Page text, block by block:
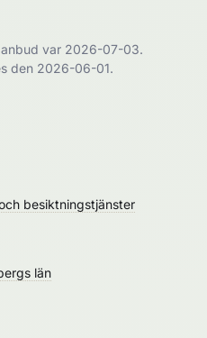
var 2026-07-03.
den 2026-06-01.
besiktningstjänster
län